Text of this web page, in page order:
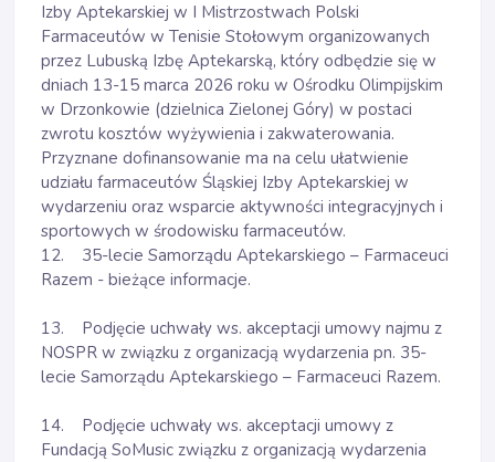
Izby Aptekarskiej w I Mistrzostwach Polski
Farmaceutów w Tenisie Stołowym organizowanych
przez Lubuską Izbę Aptekarską, który odbędzie się w
dniach 13-15 marca 2026 roku w Ośrodku Olimpijskim
w Drzonkowie (dzielnica Zielonej Góry) w postaci
zwrotu kosztów wyżywienia i zakwaterowania.
Przyznane dofinansowanie ma na celu ułatwienie
udziału farmaceutów Śląskiej Izby Aptekarskiej w
wydarzeniu oraz wsparcie aktywności integracyjnych i
sportowych w środowisku farmaceutów.
12. 35-lecie Samorządu Aptekarskiego – Farmaceuci
Razem - bieżące informacje.
13. Podjęcie uchwały ws. akceptacji umowy najmu z
NOSPR w związku z organizacją wydarzenia pn. 35-
lecie Samorządu Aptekarskiego – Farmaceuci Razem.
14. Podjęcie uchwały ws. akceptacji umowy z
Fundacją SoMusic związku z organizacją wydarzenia